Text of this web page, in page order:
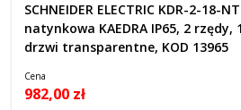
SCHNEIDER ELECTRIC KDR-2-18-
natynkowa KAEDRA IP65, 2 rzędy,
drzwi transparentne, KOD 13965
Cena
982,00 zł